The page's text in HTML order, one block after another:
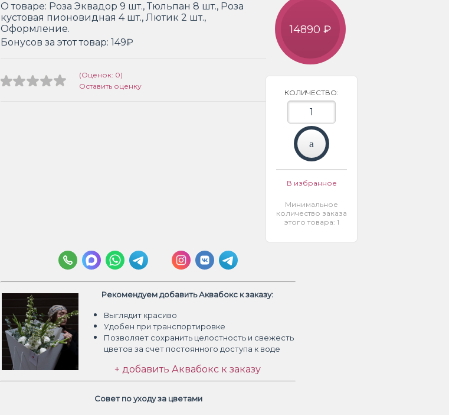
О товаре: Роза Эквадор 9 шт., Тюльпан 8 шт., Роза
кустовая пионовидная 4 шт., Лютик 2 шт.,
Оформление.
Бонусов за этот товар: 149₽
(Оценок: 0)
Оставить оценку
14890 ₽
КОЛИЧЕСТВО:
В избранное
Минимальное
количество заказа
этого товара: 1
Рекомендуем добавить Аквабокс к заказу:
Выглядит красиво
Удобен при транспортировке
Позволяет сохранить целостность и свежесть
цветов за счет постоянного доступа к воде
+ добавить Аквабокс к заказу
Совет по уходу за цветами